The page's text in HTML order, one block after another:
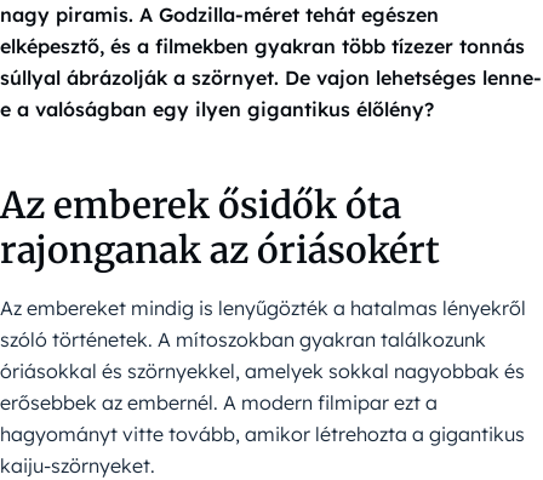
nagy piramis. A Godzilla-méret tehát egészen
elképesztő, és a filmekben gyakran több tízezer tonnás
súllyal ábrázolják a szörnyet. De vajon lehetséges lenne-
e a valóságban egy ilyen gigantikus élőlény?
Az emberek ősidők óta
rajonganak az óriásokért
Az embereket mindig is lenyűgözték a hatalmas lényekről
szóló történetek. A mítoszokban gyakran találkozunk
óriásokkal és szörnyekkel, amelyek sokkal nagyobbak és
erősebbek az embernél. A modern filmipar ezt a
hagyományt vitte tovább, amikor létrehozta a gigantikus
kaiju-szörnyeket.